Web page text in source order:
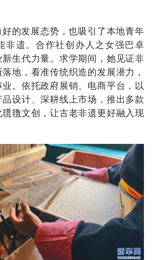
发展态势，也吸引了本地青年
非遗。合作社创办人之女强巴卓
生代力量。求学期间，她见证非
地，看准传统织造的发展潜力，
。依托政府展销、电商平台，以
设计、深耕线上市场，推出多款
氇文创，让古老非遗更好融入现